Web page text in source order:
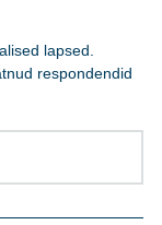
lapsed.
respondendid